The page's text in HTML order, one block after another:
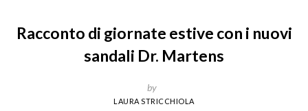
Racconto di giornate estive con i nuovi
sandali Dr. Martens
by
LAURA STRICCHIOLA